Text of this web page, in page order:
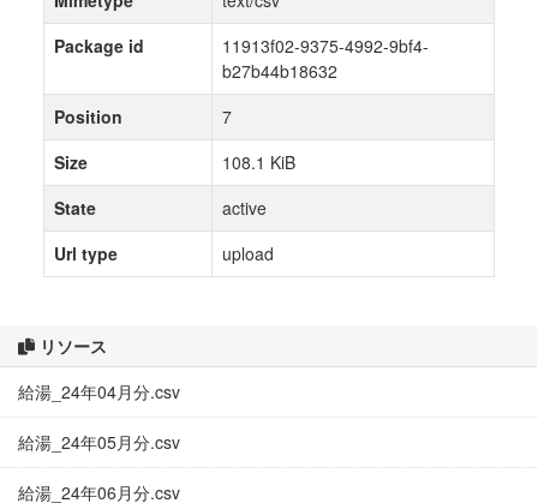
リソース
給湯_24年04月分.csv
給湯_24年05月分.csv
給湯_24年06月分.csv
Package id
11913f02-9375-4992-9bf4-
b27b44b18632
Position
7
Size
108.1 KiB
State
active
Url type
upload